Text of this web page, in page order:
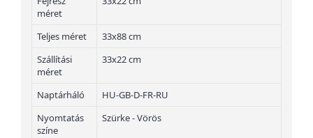
méret
Teljes méret
33x88 cm
Szállítási
méret
33x22 cm
Naptárháló
HU-GB-D-FR-RU
Nyomtatás
színe
Szürke - Vörös